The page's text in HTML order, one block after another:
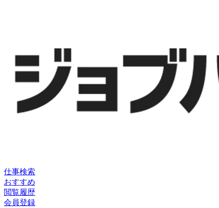
仕事検索
おすすめ
閲覧履歴
会員登録